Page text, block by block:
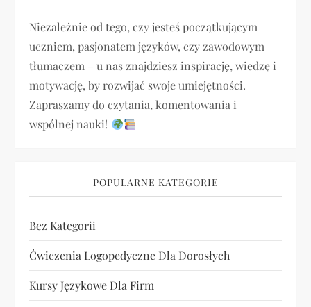
p
i
s
u
Niezależnie od tego, czy jesteś początkującym
uczniem, pasjonatem języków, czy zawodowym
tłumaczem – u nas znajdziesz inspirację, wiedzę i
motywację, by rozwijać swoje umiejętności.
Zapraszamy do czytania, komentowania i
wspólnej nauki!
POPULARNE KATEGORIE
Bez Kategorii
Ćwiczenia Logopedyczne Dla Dorosłych
Kursy Językowe Dla Firm